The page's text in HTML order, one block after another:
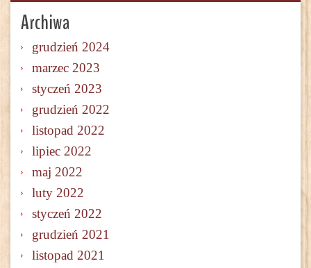
Archiwa
grudzień 2024
marzec 2023
styczeń 2023
grudzień 2022
listopad 2022
lipiec 2022
maj 2022
luty 2022
styczeń 2022
grudzień 2021
listopad 2021